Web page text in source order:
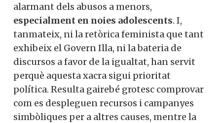
alarmant dels abusos a menors,
especialment en noies adolescents. I,
tanmateix, ni la retòrica feminista que tant
exhibeix el Govern Illa, ni la bateria de
discursos a favor de la igualtat, han servit
perquè aquesta xacra sigui prioritat
política. Resulta gairebé grotesc comprovar
com es despleguen recursos i campanyes
simbòliques per a altres causes, mentre la